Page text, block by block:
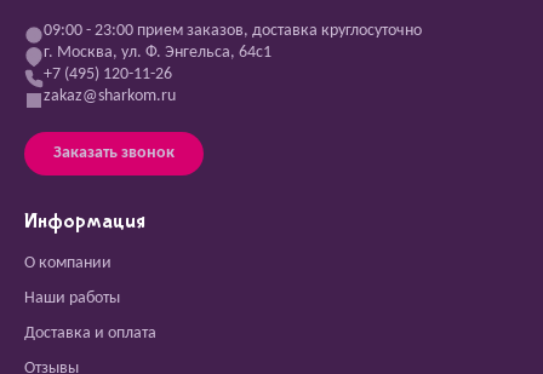
09:00 - 23:00 прием заказов, доставка круглосуточно
г. Москва, ул. Ф. Энгельса, 64с1
+7 (495) 120-11-26
zakaz@sharkom.ru
Заказать звонок
Информация
О компании
Наши работы
Доставка и оплата
Отзывы